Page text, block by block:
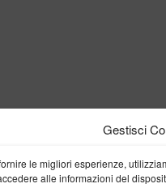
Gestisci
le migliori esperienze,
alle informazioni del